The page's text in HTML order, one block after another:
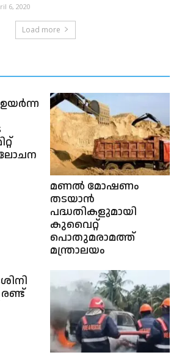
6, 2020
Load more
മണൽ മോഷണം
തടയാൻ
പദ്ധതികളുമായി
കുവൈറ്റ്
പൊതുമരാമത്ത്
മന്ത്രാലയം
രണ്ട്